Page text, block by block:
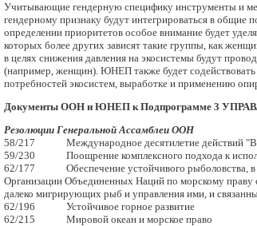
Учитывающие гендерную специфику инструменты и
гендерному признаку будут интегрироваться в
определении приоритетов особое внимание будет
которых более других зависят такие группы, как
в целях снижения давления на экосистемы будут
(например, женщин). ЮНЕП также будет
потребностей экосистем, выработке и применению
Документы ООН и ЮНЕП к Подпрограмме 3
Резолюции Генеральной Ассамблеи ООН
58/217 Международное десятилетие действий
59/230 Поощрение комплексного подхода к
62/177 Обеспечение устойчивого рыболовства, в
Организации Объединенных Наций по морскому праву
далеко мигрирующих рыб и управления ими, и
62/196 Устойчивое горное развитие
62/215 Мировой океан и морское право